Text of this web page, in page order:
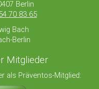
Berlin
70 83 65
Bach
Berlin
Mitglieder
als Präventos-Mitglied: